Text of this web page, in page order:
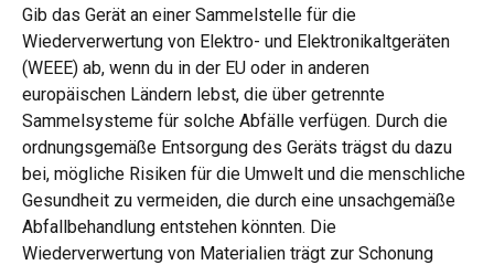
Gib das Gerät an einer Sammelstelle für die
Wiederverwertung von Elektro- und Elektronikaltgeräten
(WEEE) ab, wenn du in der EU oder in anderen
europäischen Ländern lebst, die über getrennte
Sammelsysteme für solche Abfälle verfügen. Durch die
ordnungsgemäße Entsorgung des Geräts trägst du dazu
bei, mögliche Risiken für die Umwelt und die menschliche
Gesundheit zu vermeiden, die durch eine unsachgemäße
Abfallbehandlung entstehen könnten. Die
Wiederverwertung von Materialien trägt zur Schonung